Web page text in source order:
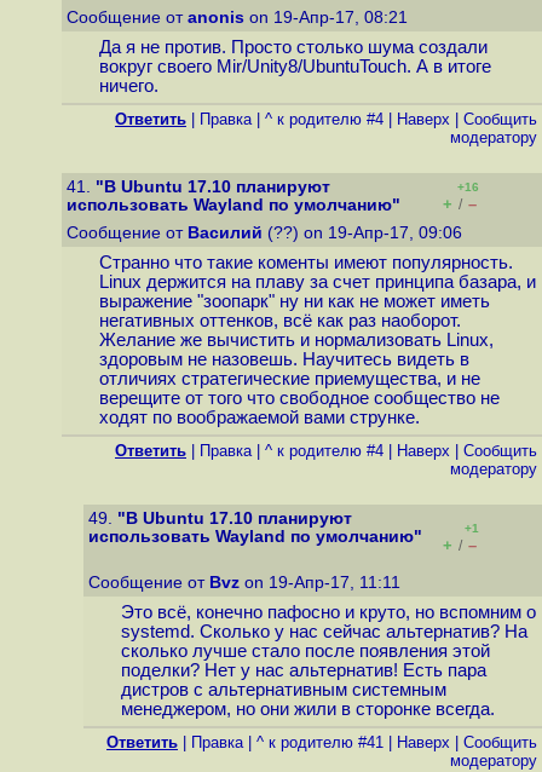
Сообщение от anonis on 19-Апр-17, 08:21
Да я не против. Просто столько шума создали
вокруг своего Mir/Unity8/UbuntuTouch. А в итоге
ничего.
Ответить Правка| ^ к родителю #4 Наверх
Cообщить
модератору
41. "В Ubuntu 17.10 планируют
использовать Wayland по умолчанию"
+16
+ / –
Сообщение от Василий (??) on 19-Апр-17, 09:06
Странно что такие коменты имеют популярность.
Linux держится на плаву за счет принципа базара, и
выражение "зоопарк" ну ни как не может иметь
негативных оттенков, всё как раз наоборот.
Желание же вычистить и нормализовать Linux,
здоровым не назовешь. Научитесь видеть в
отличиях стратегические приемущества, и не
верещите от того что свободное сообщество не
ходят по воображаемой вами струнке.
Ответить Правка| ^ к родителю #4 Наверх
Cообщить
модератору
49. "В Ubuntu 17.10 планируют
использовать Wayland по умолчанию"
+1
+ / –
Сообщение от Bvz on 19-Апр-17, 11:11
Это всё, конечно пафосно и круто, но вспомним о
systemd. Сколько у нас сейчас альтернатив? На
сколько лучше стало после появления этой
поделки? Нет у нас альтернатив! Есть пара
дистров с альтернативным системным
менеджером, но они жили в сторонке всегда.
Ответить Правка| ^ к родителю #41 Наверх
Cообщить
модератору